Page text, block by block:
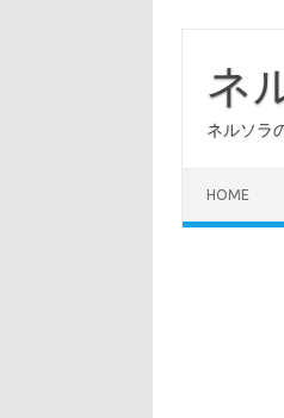
ネ
ネルソラ
HOME